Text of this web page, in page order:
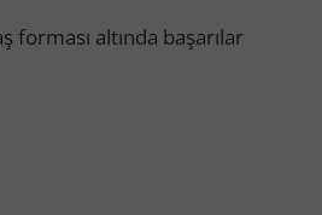
forması altında başarılar